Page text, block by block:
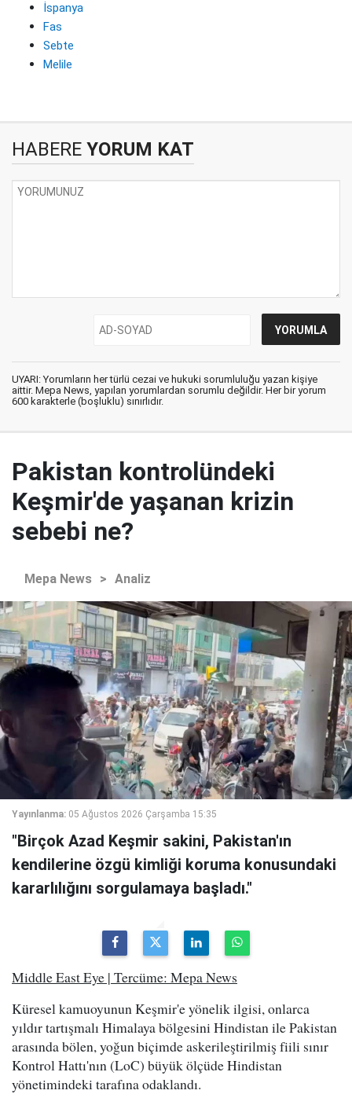
İspanya
Fas
Sebte
Melile
HABERE YORUM KAT
UYARI: Yorumların her türlü cezai ve hukuki sorumluluğu yazan kişiye
aittir. Mepa News, yapılan yorumlardan sorumlu değildir. Her bir yorum
600 karakterle (boşluklu) sınırlıdır.
Pakistan kontrolündeki
Keşmir'de yaşanan krizin
sebebi ne?
Mepa News > Analiz
Yayınlanma: 05 Ağustos 2026 Çarşamba 15:35
"Birçok Azad Keşmir sakini, Pakistan'ın
kendilerine özgü kimliği koruma konusundaki
kararlılığını sorgulamaya başladı."
Middle East Eye | Tercüme: Mepa News
Küresel kamuoyunun Keşmir'e yönelik ilgisi, onlarca
yıldır tartışmalı Himalaya bölgesini Hindistan ile Pakistan
arasında bölen, yoğun biçimde askerileştirilmiş fiili sınır
Kontrol Hattı'nın (LoC) büyük ölçüde Hindistan
yönetimindeki tarafına odaklandı.